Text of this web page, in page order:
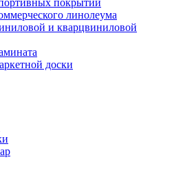
линолеума
и кварцвиниловой
доски